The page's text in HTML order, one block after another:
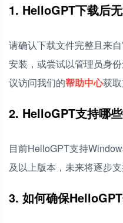
1. HelloGPT下载后
请确认下载文件完整且来
安装，或尝试以管理员身
议访问我们的帮助中心获取
2. HelloGPT支持哪
目前HelloGPT支持
及以上版本，未来将逐步支
3. 如何确保